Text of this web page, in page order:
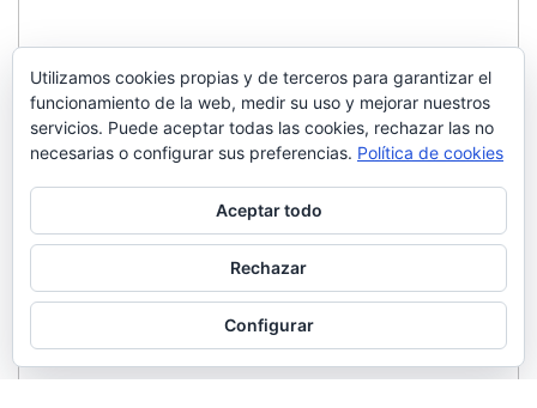
Utilizamos cookies propias y de terceros para garantizar el
funcionamiento de la web, medir su uso y mejorar nuestros
servicios. Puede aceptar todas las cookies, rechazar las no
necesarias o configurar sus preferencias. Política de cookies
Aceptar todo
Rechazar
Configurar